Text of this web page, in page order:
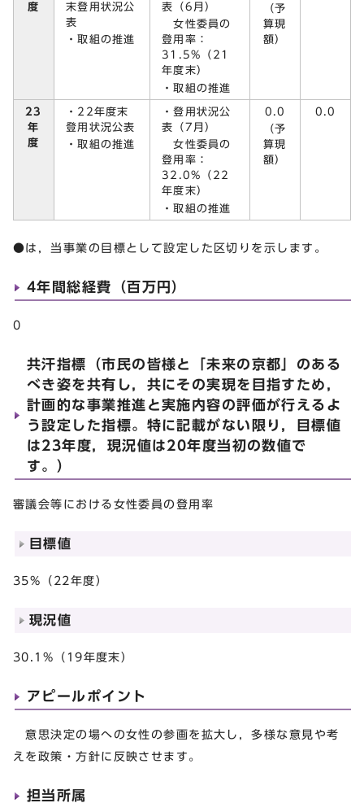
度
末登用状況公
表
・取組の推進
表（6月）
女性委員の
登用率：
31.5%（21
年度末）
・取組の推進
（予
算現
額）
23
年
度
・22年度末
登用状況公表
・取組の推進
・登用状況公
表（7月）
女性委員の
登用率：
32.0%（22
年度末）
・取組の推進
0.0
（予
算現
額）
0.0
●は，当事業の目標として設定した区切りを示します。
4年間総経費（百万円）
0
共汗指標（市民の皆様と「未来の京都」のある
べき姿を共有し，共にその実現を目指すため，
計画的な事業推進と実施内容の評価が行えるよ
う設定した指標。特に記載がない限り，目標値
は23年度，現況値は20年度当初の数値で
す。）
審議会等における女性委員の登用率
目標値
35%（22年度）
現況値
30.1%（19年度末）
アピールポイント
意思決定の場への女性の参画を拡大し，多様な意見や考
えを政策・方針に反映させます。
担当所属